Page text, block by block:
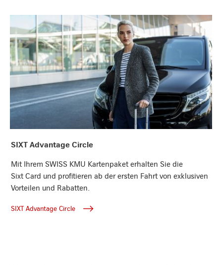
SIXT Advantage Circle
Mit Ihrem SWISS KMU Kartenpaket erhalten Sie die
Sixt Card und profitieren ab der ersten Fahrt von exklusiven
Vorteilen und Rabatten.
SIXT Advantage Circle